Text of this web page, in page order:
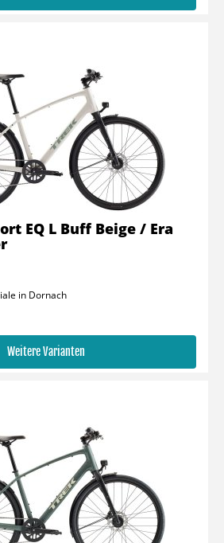
in Dornach
Weitere Varianten
EQ L Buff Beige / Era